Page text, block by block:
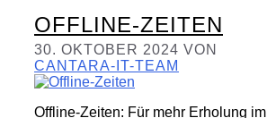
OFFLINE-ZEITEN
30. OKTOBER 2024 VON
CANTARA-IT-TEAM
Offline-Zeiten: Für mehr Erholung im